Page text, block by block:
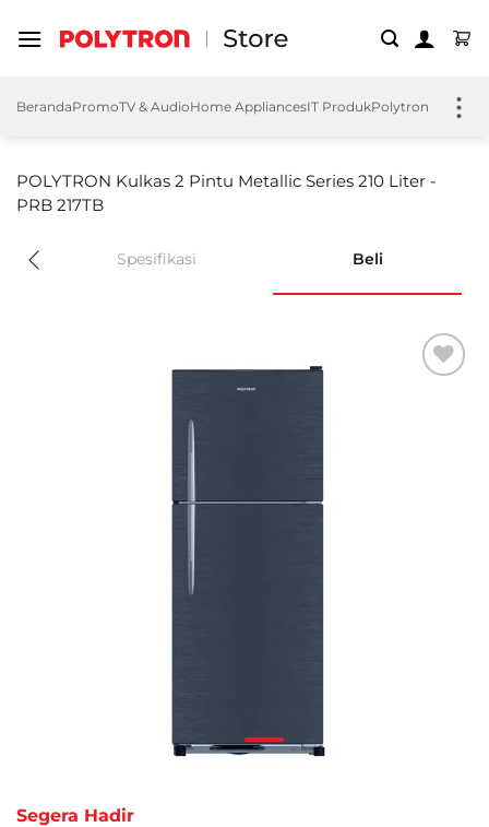
BerandaPromoTV & AudioHome AppliancesIT ProdukPolytron EV
POLYTRON Kulkas 2 Pintu Metallic Series 210 Liter -
PRB 217TB
Spesifikasi Beli
Segera Hadir